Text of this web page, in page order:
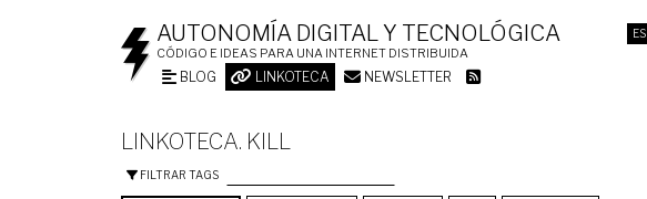
ES
AUTONOMÍA DIGITAL Y TECNOLÓGICA
CÓDIGO E IDEAS PARA UNA INTERNET DISTRIBUIDA
BLOG LINKOTECA NEWSLETTER
LINKOTECA. KILL
FILTRAR TAGS